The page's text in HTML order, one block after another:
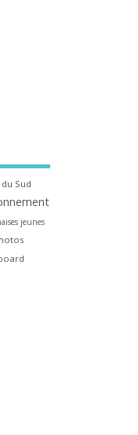
Sud
jeunes